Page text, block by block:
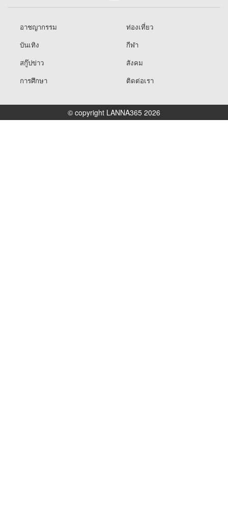
อาชญากรรม
ท่องเที่ยว
บันเทิง
กีฬา
สกู๊ปข่าว
สังคม
การศึกษา
ติดต่อเรา
© copyright LANNA365 2026